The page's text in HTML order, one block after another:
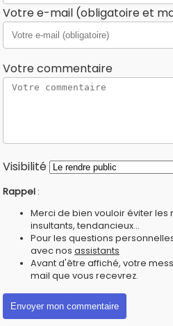
Votre e-mail (obligatoire et
Votre commentaire
Visibilité
Rappel :
Merci de bien vouloir éviter
insultants, tendancieux...
Pour les questions
avec nos assistants
Avant d'être affiché, votre
mail que vous recevrez.